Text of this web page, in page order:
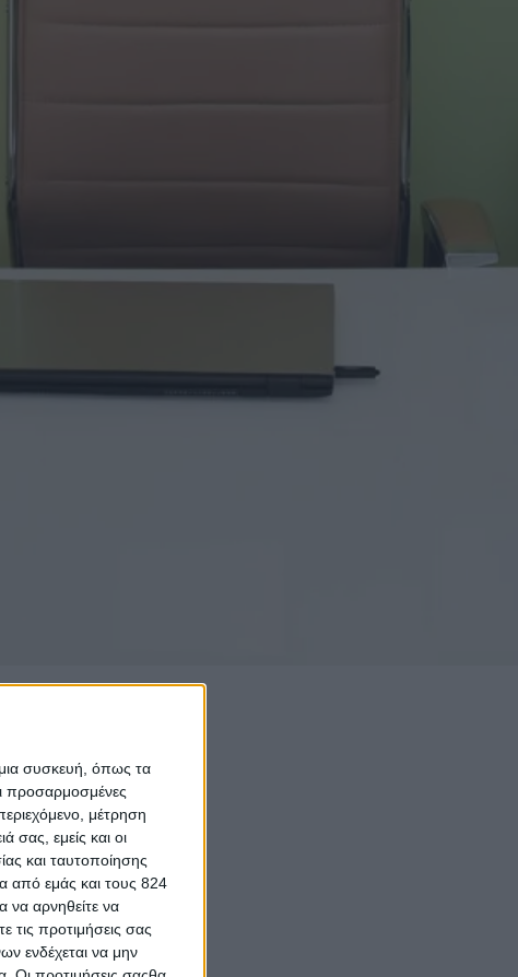
συσκευή, όπως τα
προσαρμοσμένες
μέτρηση
σας, εμείς και οι
και ταυτοποίησης
από εμάς και τους 824
να αρνηθείτε να
τις προτιμήσεις σας
ενδέχεται να μην